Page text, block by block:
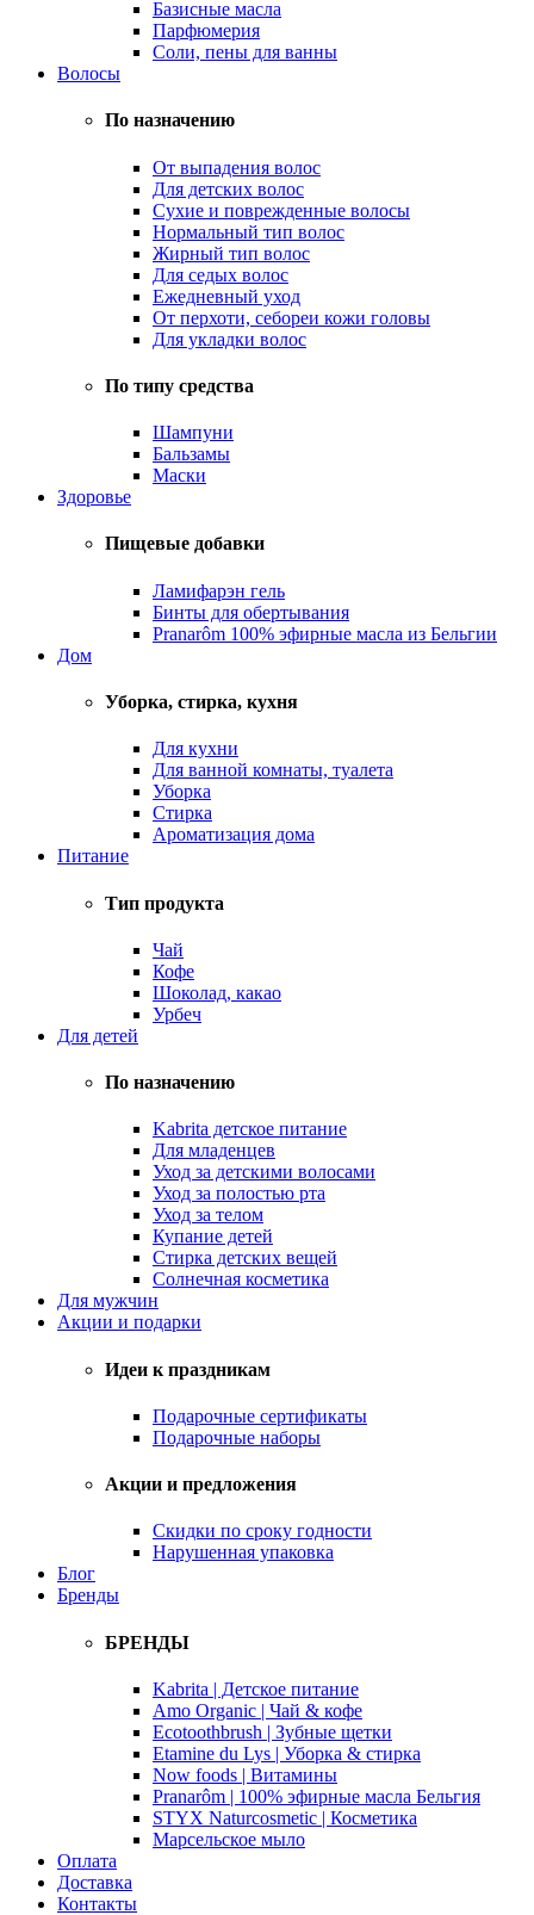
Базисные масла
Парфюмерия
Соли, пены для ванны
Волосы
По назначению
От выпадения волос
Для детских волос
Сухие и поврежденные волосы
Нормальный тип волос
Жирный тип волос
Для седых волос
Ежедневный уход
От перхоти, себореи кожи головы
Для укладки волос
По типу средства
Шампуни
Бальзамы
Маски
Здоровье
Пищевые добавки
Ламифарэн гель
Бинты для обертывания
Pranarôm 100% эфирные масла из Бельгии
Дом
Уборка, стирка, кухня
Для кухни
Для ванной комнаты, туалета
Уборка
Стирка
Ароматизация дома
Питание
Тип продукта
Чай
Кофе
Шоколад, какао
Урбеч
Для детей
По назначению
Kabrita детское питание
Для младенцев
Уход за детскими волосами
Уход за полостью рта
Уход за телом
Купание детей
Стирка детских вещей
Солнечная косметика
Для мужчин
Акции и подарки
Идеи к праздникам
Подарочные сертификаты
Подарочные наборы
Акции и предложения
Скидки по сроку годности
Нарушенная упаковка
Блог
Бренды
БРЕНДЫ
Kabrita | Детское питание
Amo Organic | Чай & кофе
Ecotoothbrush | Зубные щетки
Etamine du Lys | Уборка & стирка
Now foods | Витамины
Pranarôm | 100% эфирные масла Бельгия
STYX Naturcosmetic | Косметика
Марсельское мыло
Оплата
Доставка
Контакты